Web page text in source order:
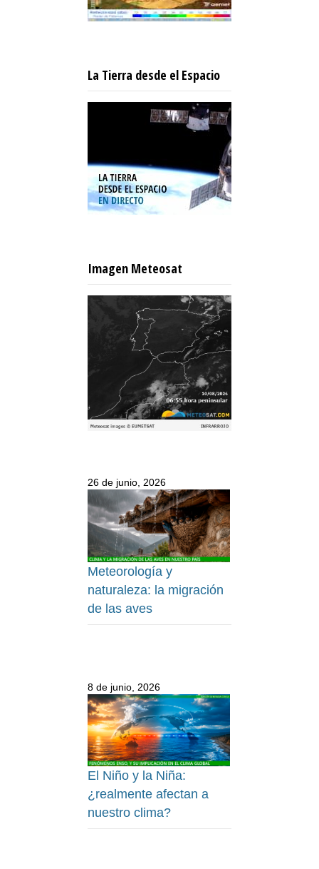
La Tierra desde el Espacio
Imagen Meteosat
26 de junio, 2026
Meteorología y
naturaleza: la migración
de las aves
8 de junio, 2026
El Niño y la Niña:
¿realmente afectan a
nuestro clima?